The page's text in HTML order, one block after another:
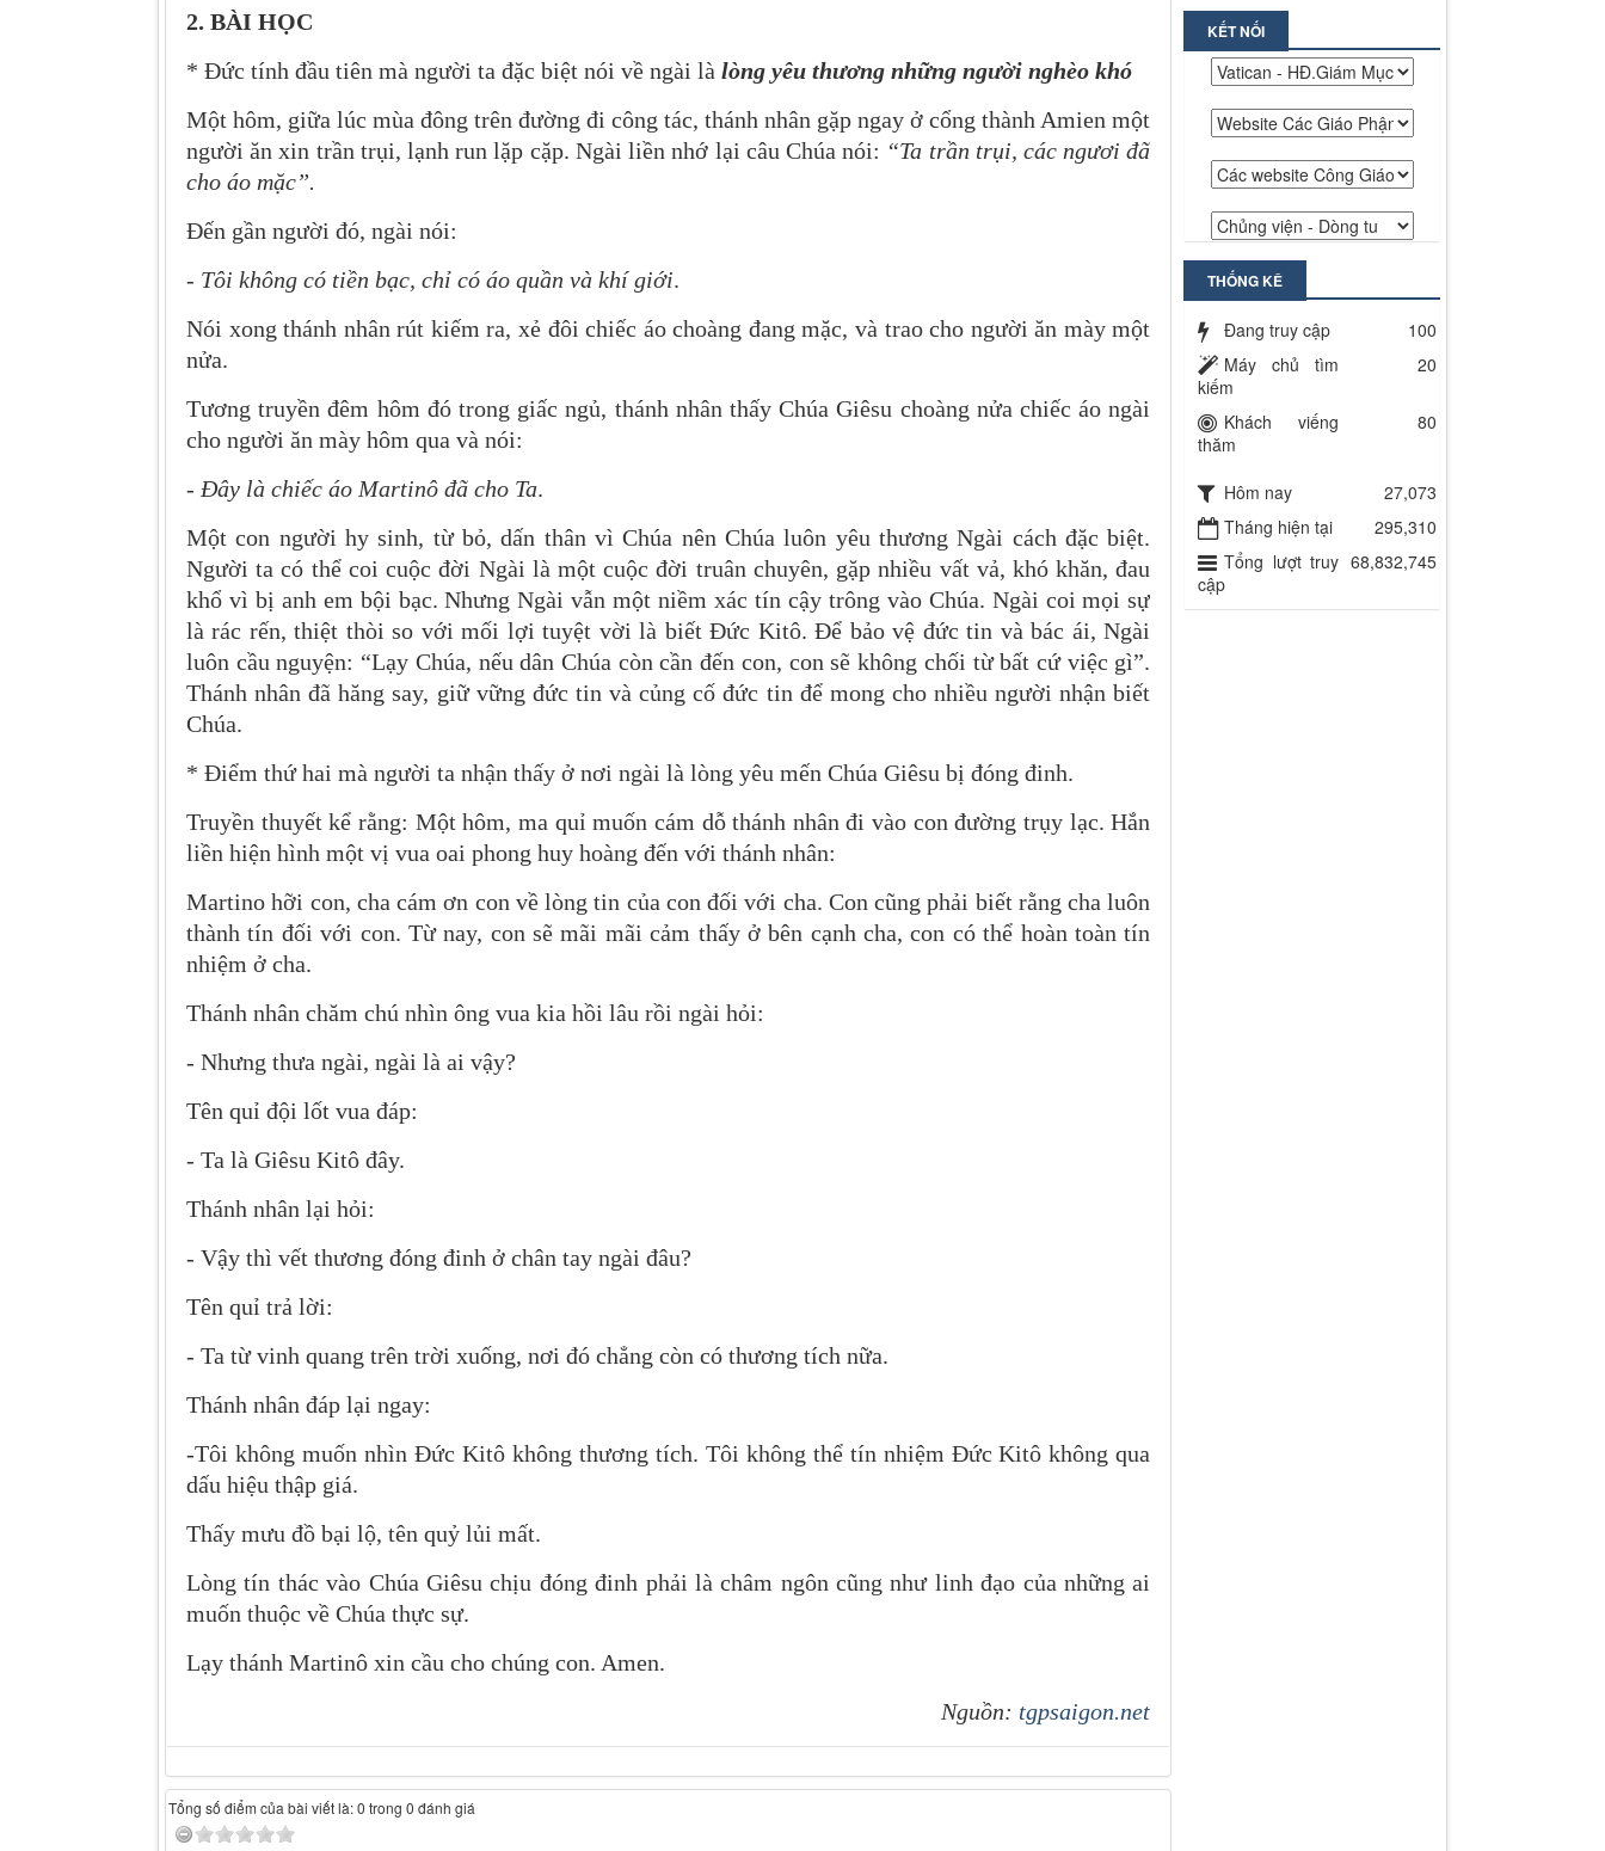
2. BÀI HỌC
* Đức tính đầu tiên mà người ta đặc biệt nói về ngài là lòng yêu thương những người nghèo khó
Một hôm, giữa lúc mùa đông trên đường đi công tác, thánh nhân gặp ngay ở cổng thành Amien một
người ăn xin trần trụi, lạnh run lặp cặp. Ngài liền nhớ lại câu Chúa nói: “Ta trần trụi, các ngươi đã
cho áo mặc”.
Đến gần người đó, ngài nói:
- Tôi không có tiền bạc, chỉ có áo quần và khí giới.
Nói xong thánh nhân rút kiếm ra, xẻ đôi chiếc áo choàng đang mặc, và trao cho người ăn mày một
nửa.
Tương truyền đêm hôm đó trong giấc ngủ, thánh nhân thấy Chúa Giêsu choàng nửa chiếc áo ngài
cho người ăn mày hôm qua và nói:
- Đây là chiếc áo Martinô đã cho Ta.
Một con người hy sinh, từ bỏ, dấn thân vì Chúa nên Chúa luôn yêu thương Ngài cách đặc biệt.
Người ta có thể coi cuộc đời Ngài là một cuộc đời truân chuyên, gặp nhiều vất vả, khó khăn, đau
khổ vì bị anh em bội bạc. Nhưng Ngài vẫn một niềm xác tín cậy trông vào Chúa. Ngài coi mọi sự
là rác rến, thiệt thòi so với mối lợi tuyệt vời là biết Ðức Kitô. Ðể bảo vệ đức tin và bác ái, Ngài
luôn cầu nguyện: “Lạy Chúa, nếu dân Chúa còn cần đến con, con sẽ không chối từ bất cứ việc gì”.
Thánh nhân đã hăng say, giữ vững đức tin và củng cố đức tin để mong cho nhiều người nhận biết
Chúa.
* Điểm thứ hai mà người ta nhận thấy ở nơi ngài là lòng yêu mến Chúa Giêsu bị đóng đinh.
Truyền thuyết kể rằng: Một hôm, ma quỉ muốn cám dỗ thánh nhân đi vào con đường trụy lạc. Hắn
liền hiện hình một vị vua oai phong huy hoàng đến với thánh nhân:
Martino hỡi con, cha cám ơn con về lòng tin của con đối với cha. Con cũng phải biết rằng cha luôn
thành tín đối với con. Từ nay, con sẽ mãi mãi cảm thấy ở bên cạnh cha, con có thể hoàn toàn tín
nhiệm ở cha.
Thánh nhân chăm chú nhìn ông vua kia hồi lâu rồi ngài hỏi:
- Nhưng thưa ngài, ngài là ai vậy?
Tên quỉ đội lốt vua đáp:
- Ta là Giêsu Kitô đây.
Thánh nhân lại hỏi:
- Vậy thì vết thương đóng đinh ở chân tay ngài đâu?
Tên quỉ trả lời:
- Ta từ vinh quang trên trời xuống, nơi đó chẳng còn có thương tích nữa.
Thánh nhân đáp lại ngay:
-Tôi không muốn nhìn Đức Kitô không thương tích. Tôi không thể tín nhiệm Đức Kitô không qua
dấu hiệu thập giá.
Thấy mưu đồ bại lộ, tên quỷ lủi mất.
Lòng tín thác vào Chúa Giêsu chịu đóng đinh phải là châm ngôn cũng như linh đạo của những ai
muốn thuộc về Chúa thực sự.
Lạy thánh Martinô xin cầu cho chúng con. Amen.
Nguồn: tgpsaigon.net
Tổng số điểm của bài viết là: 0 trong 0 đánh giá
KẾT NỐI
THỐNG KÊ
Đang truy cập
100
Máy chủ tìm
kiếm
20
Khách viếng
thăm
80
Hôm nay
27,073
Tháng hiện tại
295,310
Tổng lượt truy
cập
68,832,745